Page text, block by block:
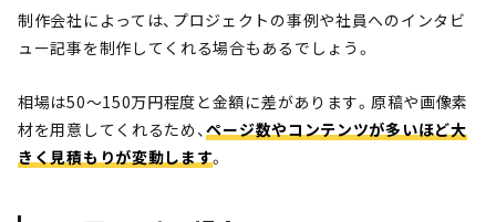
制作会社によっては、プロジェクトの事例や社員へのインタビ
ュー記事を制作してくれる場合もあるでしょう。
相場は50～150万円程度と金額に差があります。原稿や画像素
材を用意してくれるため、ページ数やコンテンツが多いほど大
きく見積もりが変動します。